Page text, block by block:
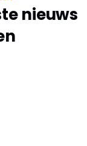
nieuws